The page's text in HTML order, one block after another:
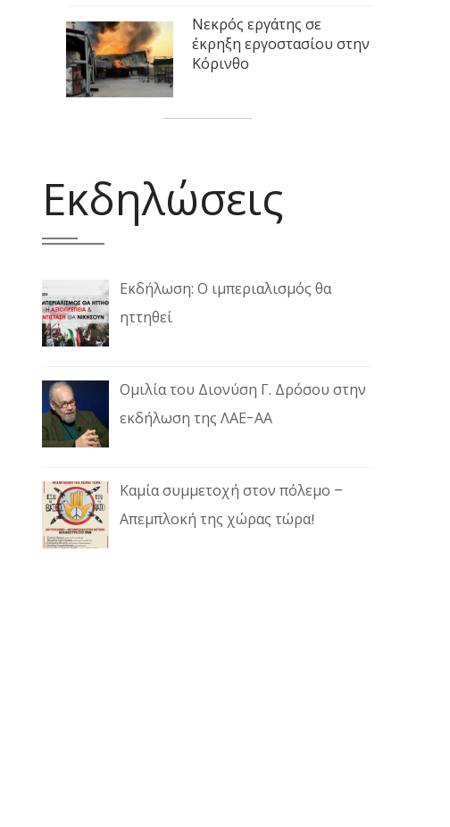
Νεκρός εργάτης σε
έκρηξη εργοστασίου στην
Κόρινθο
Εκδηλώσεις
Εκδήλωση: Ο ιμπεριαλισμός θα
ηττηθεί
Ομιλία του Διονύση Γ. Δρόσου στην
εκδήλωση της ΛΑΕ-ΑΑ
Καμία συμμετοχή στον πόλεμο –
Απεμπλοκή της χώρας τώρα!